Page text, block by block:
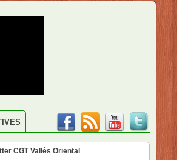
CGT Vallès Oriental